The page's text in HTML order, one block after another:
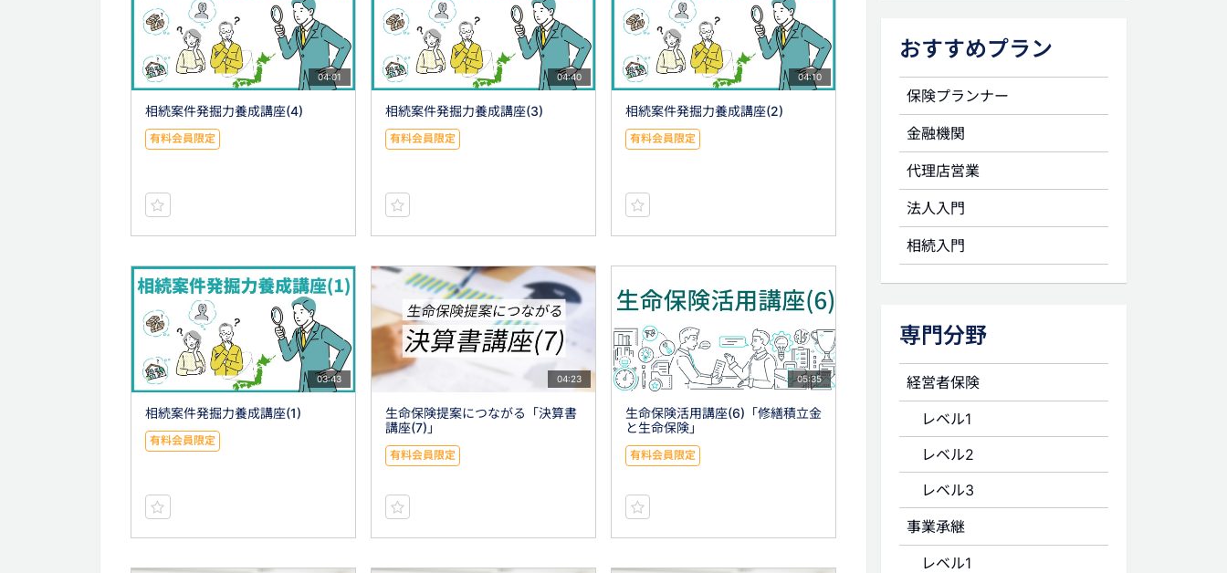
04:01
相続案件発掘力養成講座(4)
有料会員限定
04:40
相続案件発掘力養成講座(3)
有料会員限定
04:10
相続案件発掘力養成講座(2)
有料会員限定
03:43
相続案件発掘力養成講座(1)
有料会員限定
04:23
生命保険提案につながる「決算書
講座(7)」
有料会員限定
05:35
生命保険活用講座(6)「修繕積立金
と生命保険」
有料会員限定
おすすめプラン
保険プランナー
金融機関
代理店営業
法人入門
相続入門
専門分野
経営者保険
レベル1
レベル2
レベル3
事業承継
レベル1